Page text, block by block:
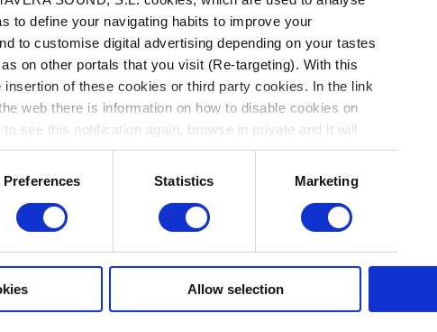
to define your navigating habits to improve your
to customise digital advertising depending on your tastes
on other portals that you visit (Re-targeting). With this
insertion of these cookies or third party cookies. In the link
web there is information on how to disable cookies on
see this notification again, browse in private and it will
Preferences Statistics Marketing
Allow selection
BAJO
SUSCRIPCIÓN
2024/ Recopilatorios
Reemisiones infinitas
LISTAS DE MÚSICA/Por Rockdelux→ 12.12.2024